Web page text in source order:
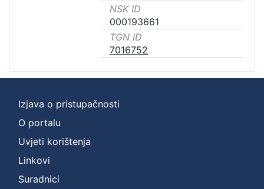
NSK ID
000193661
TGN ID
7016752
Izjava o pristupačnosti
O portalu
Uvjeti korištenja
Linkovi
Suradnici